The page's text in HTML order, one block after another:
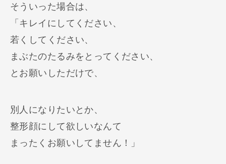
そういった場合は、
「キレイにしてください、
若くしてください、
まぶたのたるみをとってください、
とお願いしただけで、
別人になりたいとか、
整形顔にして欲しいなんて
まったくお願いしてません！」